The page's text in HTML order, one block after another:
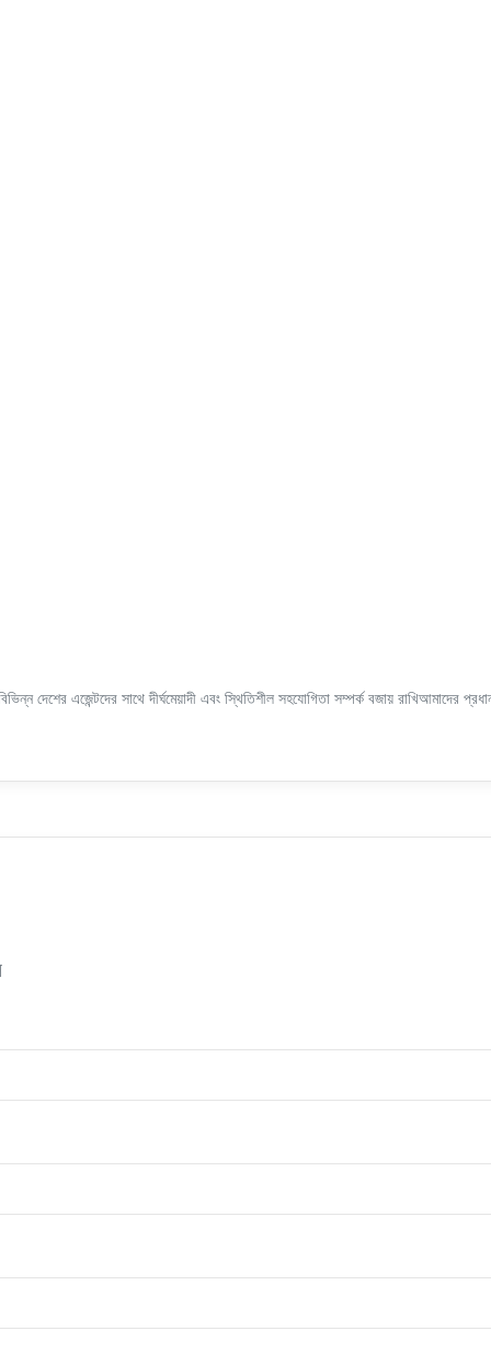
দেশের এজেন্টদের সাথে দীর্ঘমেয়াদী এবং স্থিতিশীল সহযোগিতা সম্পর্ক বজায় রাখিআমাদের